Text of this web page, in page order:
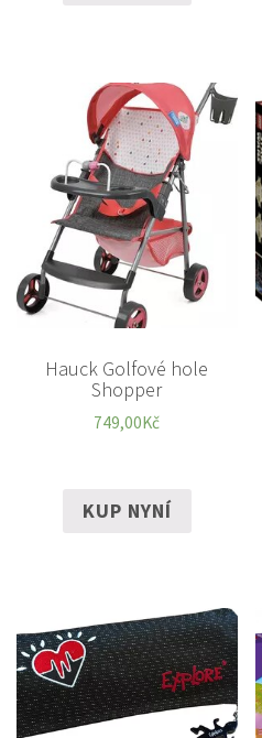
Hauck Golfové hole
Shopper
749,00Kč
KUP NYNÍ